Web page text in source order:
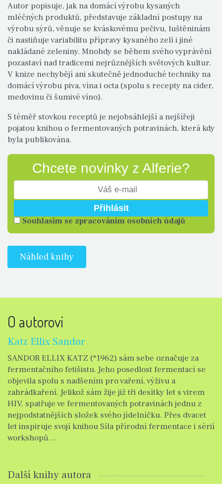
Autor popisuje, jak na domácí výrobu kysaných
mléčných produktů, představuje základní postupy na
výrobu sýrů, věnuje se kváskovému pečivu, luštěninám
či nastiňuje variabilitu přípravy kysaného zelí i jiné
nakládané zeleniny. Mnohdy se během svého vyprávění
pozastaví nad tradicemi nejrůznějších světových kultur.
V knize nechybějí ani skutečně jednoduché techniky na
domácí výrobu piva, vína i octa (spolu s recepty na cider,
medovinu či šumivé víno).
S téměř stovkou receptů je nejobsáhlejší a nejšířeji
pojatou knihou o fermentovaných potravinách, která kdy
byla publikována.
Chcete novinky z Alferie?
Souhlasím se zpracováním osobních údajů
Náhled knihy
O autorovi
Katz Ellix Sandor
SANDOR ELLIX KATZ (*1962) sám sebe označuje za
fermentačního fetišistu. Jeho posedlost fermentací se
objevila spolu s nadšením pro vaření, výživu a
zahrádkaření. Jelikož sám žije již tři desítky let s virem
HIV, spatřuje ve fermentovaných potravinách jednu z
nejpodstatnějších složek svého jídelníčku. Přes dvacet
let inspiruje svojí knihou Síla přírodní fermentace i sérií
workshopů…
Další knihy autora